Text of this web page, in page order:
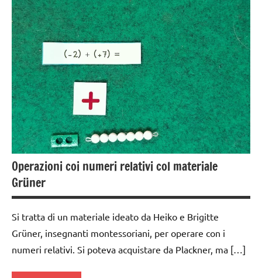
TUTTI GLI
ARGOMENTI
PER ETA'
TUTTI GLI
ARTICOLI
dai
6
anni
GUIDA
DIDATTICA
MONTESSORI
TUTORIAL
TUTTI GLI
ARGOMENTI
PER ETA'
TUTTI GLI
ARTICOLI
Operazioni coi numeri relativi col materiale
Grüner
Si tratta di un materiale ideato da Heiko e Brigitte
Grüner, insegnanti montessoriani, per operare con i
numeri relativi. Si poteva acquistare da Plackner, ma […]